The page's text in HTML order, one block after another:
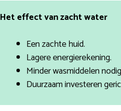
Het effect van zacht water
Een zachte huid.
Lagere energierekening.
Minder wasmiddelen
Duurzaam investeren